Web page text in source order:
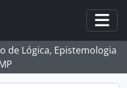
de Lógica, Epistemologia